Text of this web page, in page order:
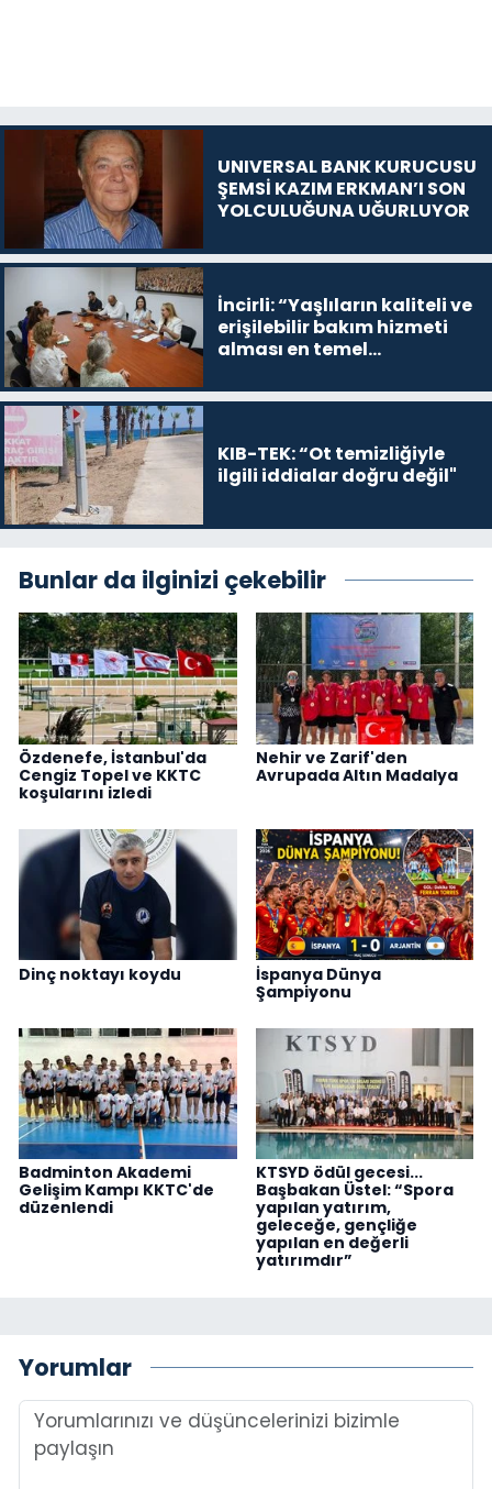
UNIVERSAL BANK KURUCUSU
ŞEMSİ KAZIM ERKMAN’I SON
YOLCULUĞUNA UĞURLUYOR
İncirli: “Yaşlıların kaliteli ve
erişilebilir bakım hizmeti
alması en temel
KIB-TEK: “Ot temizliğiyle
ilgili iddialar doğru değil"
Bunlar da ilginizi çekebilir
Özdenefe, İstanbul'da
Cengiz Topel ve KKTC
koşularını izledi
Nehir ve Zarif'den
Avrupada Altın Madalya
Dinç noktayı koydu
İspanya Dünya
Şampiyonu
Badminton Akademi
Gelişim Kampı KKTC'de
düzenlendi
KTSYD ödül gecesi...
Başbakan Üstel: “Spora
yapılan yatırım,
geleceğe, gençliğe
yapılan en değerli
yatırımdır”
Yorumlar